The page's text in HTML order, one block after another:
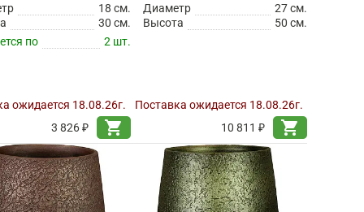
18 см.
30 см.
по
2 шт.
ожидается 18.08.26г.
3 826 ₽
shopping_cart
Диаметр
27 см.
Высота
50 см.
Поставка ожидается 18.08.26г.
10 811 ₽
shopping_cart